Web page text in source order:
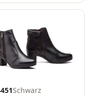
Schwarz